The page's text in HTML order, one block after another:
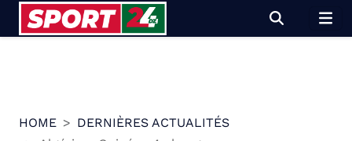
HOME
DERNIÈRES ACTUALITÉS